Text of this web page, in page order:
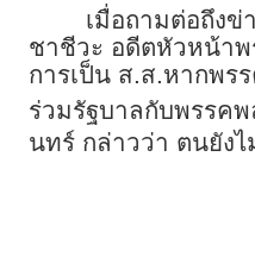
เมื่อถามต่อถึงข่
ชาชีวะ อดีตหัวหน้าพ
การเป็น ส.ส.หากพร
ร่วมรัฐบาลกับพรรคพ
นทร์ กล่าวว่า ตนยังไ